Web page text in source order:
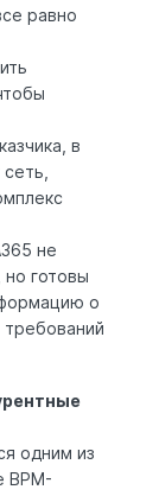
равно
в
не
готовы
о
одним из
BPM-